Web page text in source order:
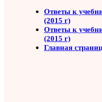
Ответы к
(2015 г)
Ответы к
(2015 г)
Главная